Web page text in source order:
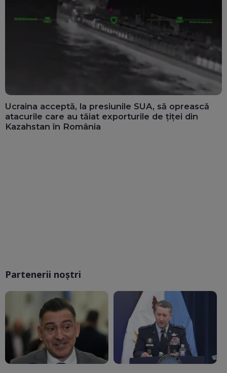
Ucraina acceptă, la presiunile SUA, să oprească
atacurile care au tăiat exporturile de țiței din
Kazahstan în România
Partenerii noștri